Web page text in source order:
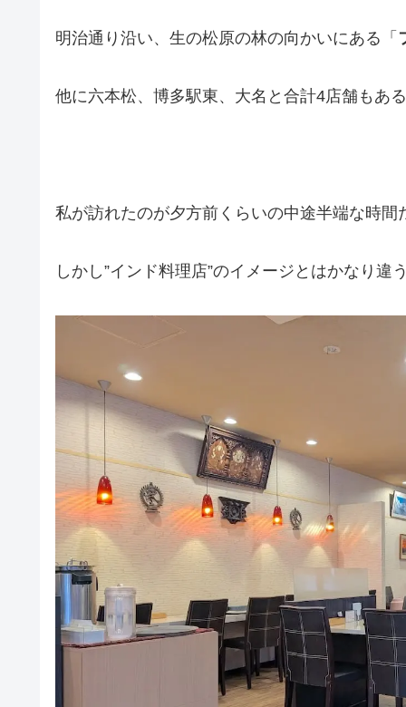
明治通り沿い、生の松原の林の向かいにある「
他に六本松、博多駅東、大名と合計4店舗もあ
私が訪れたのが夕方前くらいの中途半端な時
しかし”インド料理店”のイメージとはかなり